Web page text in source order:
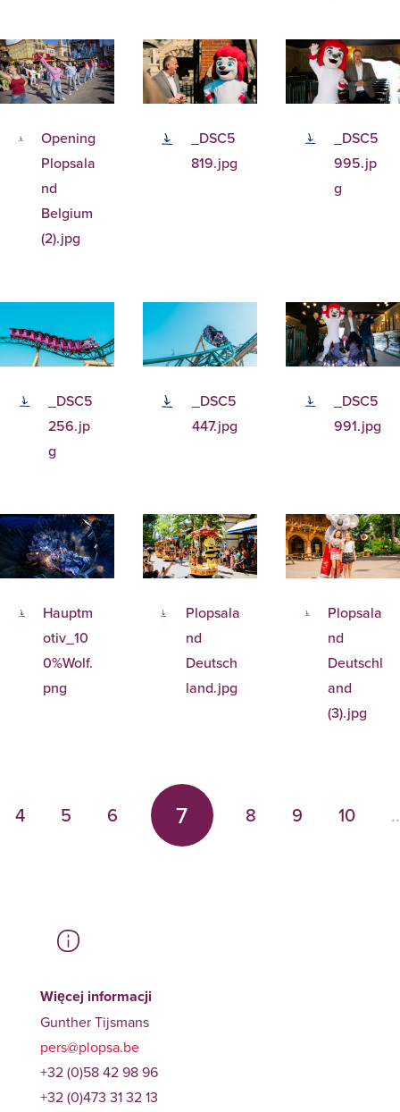
Opening
Plopsala
nd
Belgium
(2).jpg
_DSC5
819.jpg
_DSC5
995.jp
g
_DSC5
256.jp
g
_DSC5
447.jpg
_DSC5
991.jpg
Hauptm
otiv_10
0%Wolf.
png
Plopsala
nd
Deutsch
land.jpg
Plopsala
nd
Deutschl
and
(3).jpg
4 5 6 7 8 9 10
Więcej informacji
Gunther Tijsmans
pers@plopsa.be
+32 (0)58 42 98 96
+32 (0)473 31 32 13